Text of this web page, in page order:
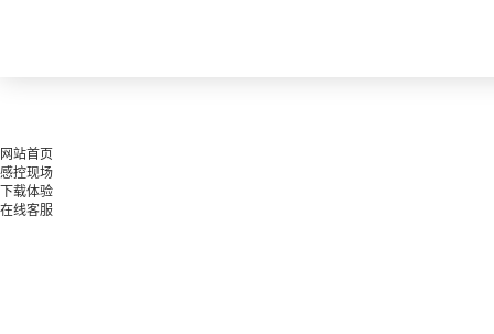
网站首页
感控现场
下载体验
在线客服